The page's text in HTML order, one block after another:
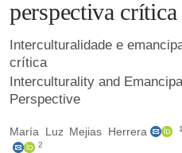
perspectiva crítica
Interculturalidade e
crítica
Interculturality and
Perspective
María Luz Mejias Herrera 1
2